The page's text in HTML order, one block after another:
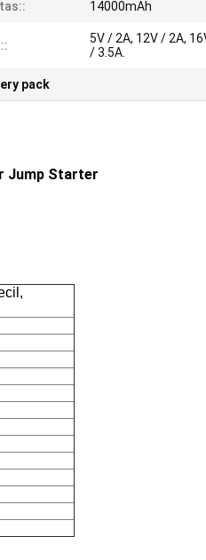
14000mAh
5V / 2A, 12V / 2A,
/ 3.5A.
pack
Jump Starter